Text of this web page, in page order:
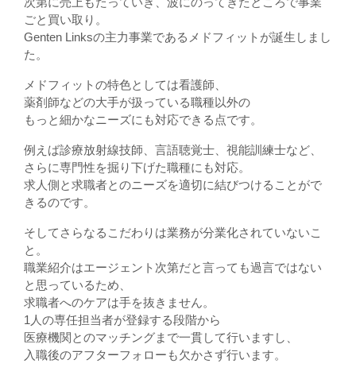
ごと買い取り。
Genten Linksの主力事業であるメドフィットが誕生しまし
た。
メドフィットの特色としては看護師、
薬剤師などの大手が扱っている職種以外の
もっと細かなニーズにも対応できる点です。
例えば診療放射線技師、言語聴覚士、視能訓練士など、
さらに専門性を掘り下げた職種にも対応。
求人側と求職者とのニーズを適切に結びつけることがで
きるのです。
そしてさらなるこだわりは業務が分業化されていないこ
と。
職業紹介はエージェント次第だと言っても過言ではない
と思っているため、
求職者へのケアは手を抜きません。
1人の専任担当者が登録する段階から
医療機関とのマッチングまで一貫して行いますし、
入職後のアフターフォローも欠かさず行います。